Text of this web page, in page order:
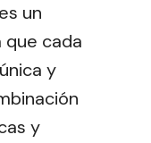
un
que cada
y
y